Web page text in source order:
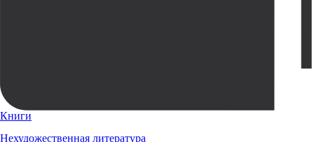
Книги
Нехудожественная литература